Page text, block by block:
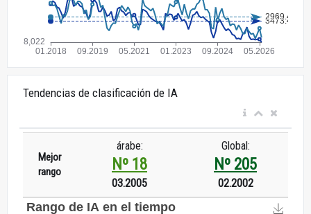
Tendencias de clasificación de IA
Mejor
rango
árabe:
Nº 18
03.2005
Global:
Nº 205
02.2002